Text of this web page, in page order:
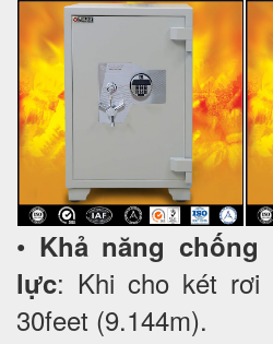
• Khả năng
lực: Khi cho két
30feet (9.144m).